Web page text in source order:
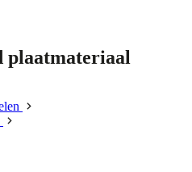
plaatmateriaal